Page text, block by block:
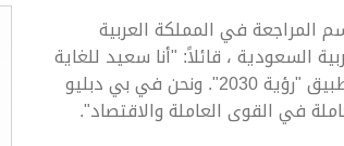
المراجعة في المملكة العربية
السعودية ، قائلاً: "أنا سعيد للغاية
لتحقيق هذا الإنجاز في وقت تواصل فيه المملكة العربية السعودية تطبيق "رؤية 2030". ونحن في بي دبليو
في القوى العاملة والاقتصاد".